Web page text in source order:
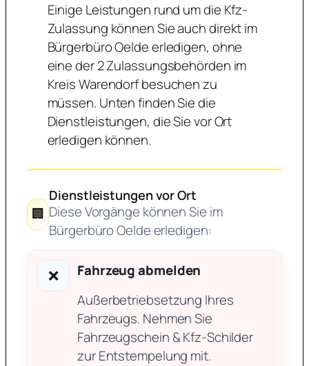
Einige Leistungen rund um die Kfz-
Zulassung können Sie auch direkt im
Bürgerbüro Oelde erledigen, ohne
eine der 2 Zulassungsbehörden im
Kreis Warendorf besuchen zu
müssen. Unten finden Sie die
Dienstleistungen, die Sie vor Ort
erledigen können.
🏢
Dienstleistungen vor Ort
Diese Vorgänge können Sie im
Bürgerbüro Oelde erledigen:
❌
Fahrzeug abmelden
Außerbetriebsetzung Ihres
Fahrzeugs. Nehmen Sie
Fahrzeugschein & Kfz-Schilder
zur Entstempelung mit.